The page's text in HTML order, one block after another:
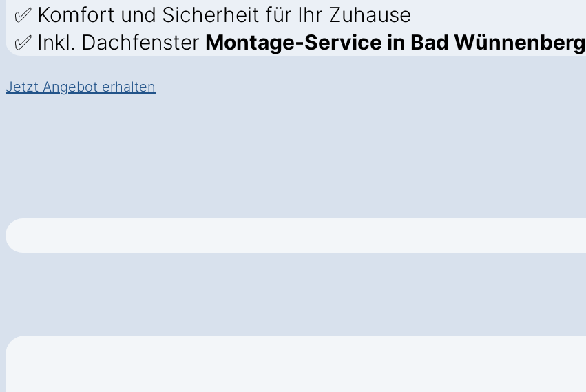
✅ Komfort und Sicherheit für Ihr Zuhause
✅ Inkl. Dachfenster Montage-Service in Bad Wünnenberg
Jetzt Angebot erhalten